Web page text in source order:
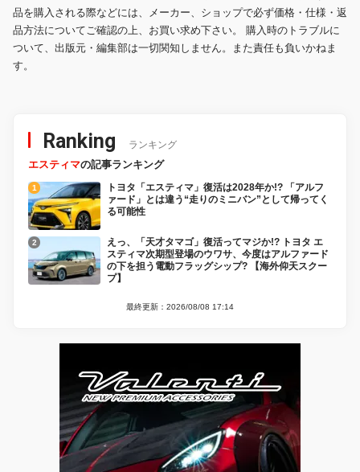
品を購入される際などには、メーカー、ショップで必ず価格・仕様・返
品方法についてご確認の上、お買い求め下さい。 購入時のトラブルに
ついて、出版元・編集部は一切関知しません。また責任も負いかねま
す。
Ranking ランキング
エスティマの記事ランキング
トヨタ「エスティマ」復活は2028年か!? 「アルフ
ァード」とは違う“走りのミニバン”として帰ってく
る可能性
えっ、「天才タマゴ」復活ってマジか!? トヨタ エ
スティマ次期型登場のウワサ、今度はアルファード
の下を担う電動フラッグシップ? 【海外仰天スクー
プ】
最終更新：2026/08/08 17:14